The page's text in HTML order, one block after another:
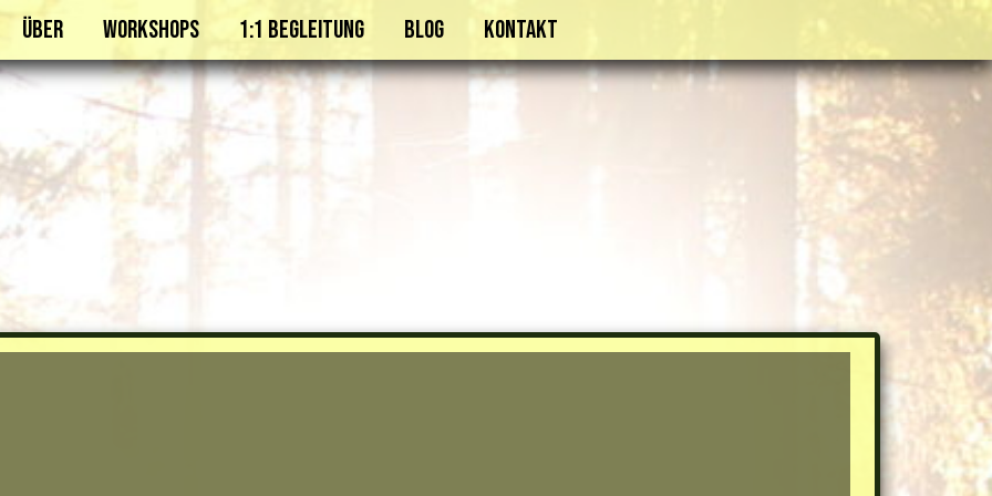
Über Workshops 1:1 Begleitung Blog Kontakt